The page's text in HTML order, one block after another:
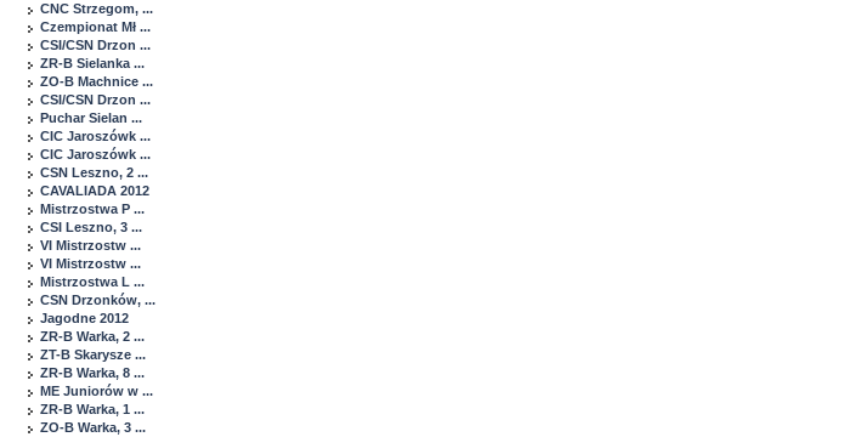
CNC Strzegom, ...
Czempionat Mł ...
CSI/CSN Drzon ...
ZR-B Sielanka ...
ZO-B Machnice ...
CSI/CSN Drzon ...
Puchar Sielan ...
CIC Jaroszówk ...
CIC Jaroszówk ...
CSN Leszno, 2 ...
CAVALIADA 2012
Mistrzostwa P ...
CSI Leszno, 3 ...
VI Mistrzostw ...
VI Mistrzostw ...
Mistrzostwa L ...
CSN Drzonków, ...
Jagodne 2012
ZR-B Warka, 2 ...
ZT-B Skarysze ...
ZR-B Warka, 8 ...
ME Juniorów w ...
ZR-B Warka, 1 ...
ZO-B Warka, 3 ...